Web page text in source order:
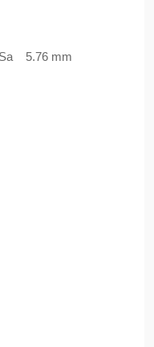
Sa 5.76 mm